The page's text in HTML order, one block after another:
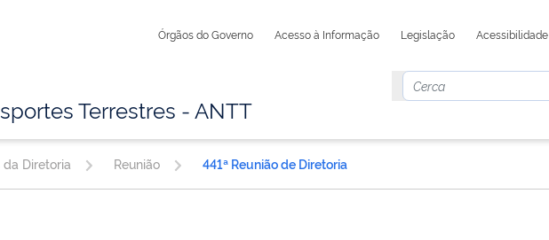
Órgãos do Governo Acesso à Informação Legislação Acessibilidade
Terrestres - ANTT
da Diretoria Reunião 441ª Reunião de Diretoria